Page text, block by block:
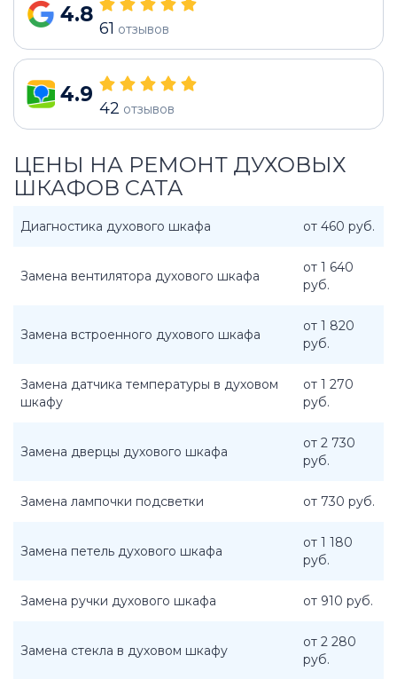
4.8
61 отзывов
4.9
42 отзывов
ЦЕНЫ НА РЕМОНТ ДУХОВЫХ
ШКАФОВ CATA
Диагностика духового шкафа от 460 руб.
Замена вентилятора духового шкафа
от 1 640
руб.
Замена встроенного духового шкафа
от 1 820
руб.
Замена датчика температуры в духовом
шкафу
от 1 270
руб.
Замена дверцы духового шкафа
от 2 730
руб.
Замена лампочки подсветки от 730 руб.
Замена петель духового шкафа
от 1 180
руб.
Замена ручки духового шкафа от 910 руб.
Замена стекла в духовом шкафу
от 2 280
руб.